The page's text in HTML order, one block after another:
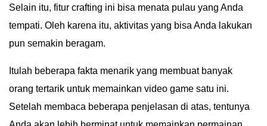
Selain itu, fitur crafting ini bisa menata pulau yang Anda
tempati. Oleh karena itu, aktivitas yang bisa Anda lakukan
pun semakin beragam.
Itulah beberapa fakta menarik yang membuat banyak
orang tertarik untuk memainkan video game satu ini.
Setelah membaca beberapa penjelasan di atas, tentunya